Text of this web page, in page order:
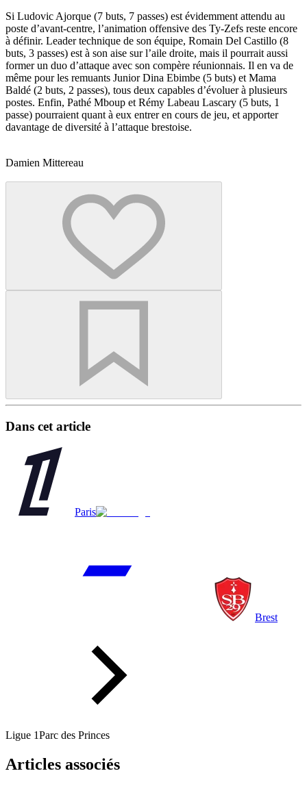
Si Ludovic Ajorque (7 buts, 7 passes) est évidemment attendu au
poste d’avant-centre, l’animation offensive des Ty-Zefs reste encore
à définir. Leader technique de son équipe, Romain Del Castillo (8
buts, 3 passes) est à son aise sur l’aile droite, mais il pourrait aussi
former un duo d’attaque avec son compère réunionnais. Il en va de
même pour les remuants Junior Dina Ebimbe (5 buts) et Mama
Baldé (2 buts, 2 passes), tous deux capables d’évoluer à plusieurs
postes. Enfin, Pathé Mboup et Rémy Labeau Lascary (5 buts, 1
passe) pourraient quant à eux entrer en cours de jeu, et apporter
davantage de diversité à l’attaque brestoise.
Damien Mittereau
Dans cet article
Paris
Brest
Ligue 1Parc des Princes
Articles associés